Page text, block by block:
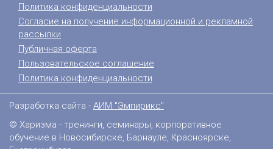
Политика конфиденциальности
Согласие на получение информационной и рекламной
рассылки
Публичная оферта
Пользовательское соглашение
Политика конфиденциальности
Разработка сайта - АИМ "Эмпирикс"
© Харизма - тренинги, семинары, корпоративное
обучение в Новосибирске, Барнауле, Красноярске,